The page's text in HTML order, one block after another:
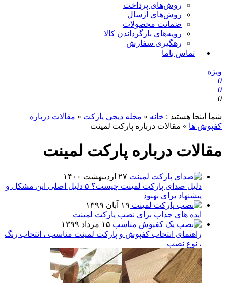
روش‌های پرداخت
روش‌های ارسال
ضمانت محصولات
رویه‌های بازگرداندن کالا
رهگیری سفارش
تماس باما
اینجا هستید : خانه»مجله دیجی پارکت»مقالات درباره
ها»مقالات درباره پارکت لمینت
درباره پارکت لمینت
۲۷ اردیبهشت ۱۴۰۰
دلیل صدای پارکت لمینت چیست؟ ۵ دلیل اصلی این مشکل و
پیشنهاد برای بهبود
۱۹ آبان ۱۳۹۹
ایده های جذاب برای نصب پارکت لمینت
۱۵ مرداد ۱۳۹۹
راهنمای انتخاب کفپوش و پارکت لمینت مناسب ، انتخاب رنگ
، نوع نصب